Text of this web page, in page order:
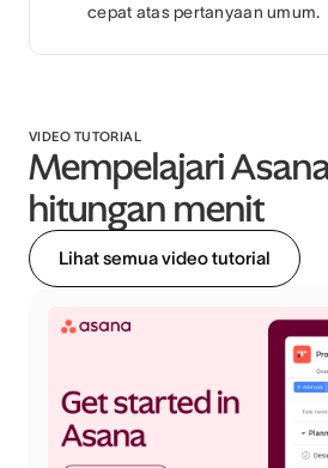
cepat atas pertanyaan umum.
VIDEO TUTORIAL
Mempelajari
hitungan menit
Lihat semua video tutorial